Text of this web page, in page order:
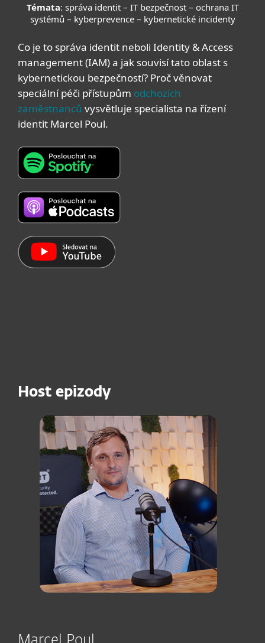
Témata: správa identit – IT bezpečnost – ochrana IT
systémů – kyberprevence – kybernetické incidenty
Co je to správa identit neboli Identity & Access
management (IAM) a jak souvisí tato oblast s
kybernetickou bezpečností? Proč věnovat
speciální péči přístupům odchozích
zaměstnanců vysvětluje specialista na řízení
identit Marcel Poul.
Host epizody